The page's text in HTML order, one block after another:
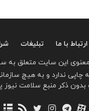
ارتباط با ما تبلیغات
این سایت متعلق به
چاپی ندارد و به هیچ
بدون ذکر منبع سلامت نیوز